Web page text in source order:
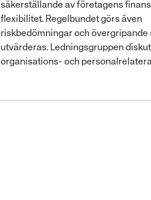
säkerställande av företagens
flexibilitet. Regelbundet görs även
riskbedömningar och övergripande
utvärderas. Ledningsgruppen
organisations- och